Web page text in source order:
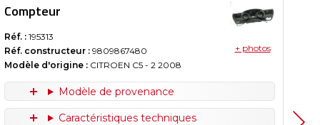
Compteur
Réf. : 195313
Réf. constructeur : 9809867480
Modèle d'origine : CITROEN C5 - 2 2008
+ photos
Modèle de provenance
Caractéristiques techniques